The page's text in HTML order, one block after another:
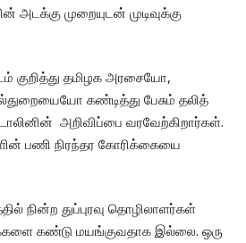
அடக்கு முறையுடன் முடிவுக்கு
குறித்து தமிழக அரசையோ,
கண்டித்து பேசும் தலித்
அறிவிப்பை வரவேற்கிறார்கள்.
பணி நிரந்தர கோரிக்கையை
நின்ற துப்புரவு தொழிலாளர்கள்
கண்டு மயங்குவதாக இல்லை. ஒரு